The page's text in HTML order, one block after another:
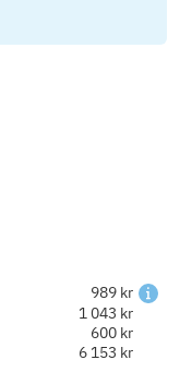
989 kr
1 043 kr
600 kr
6 153 kr